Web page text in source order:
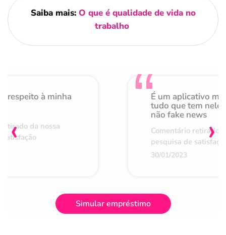
Saiba mais: O que é qualidade de vida no
trabalho
respeito à minha
da nossa
É um aplicativo
tudo que tem nele
não fake news
Comentário retirado
pesquisa de
30/01/2023
‹ ›
Simular empréstimo